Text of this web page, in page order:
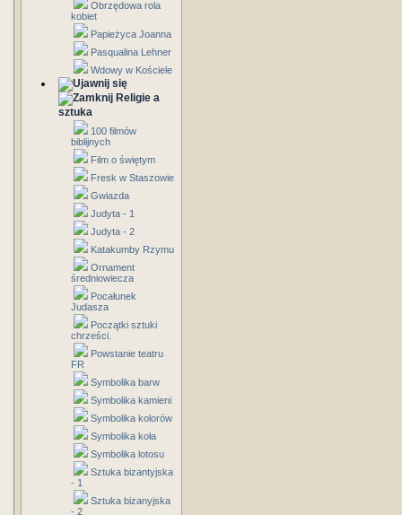
Obrzędowa rola
kobiet
Papieżyca Joanna
Pasqualina Lehner
Wdowy w Kościele
Religie a
sztuka
100 filmów
biblijnych
Film o świętym
Fresk w Staszowie
Gwiazda
Judyta - 1
Judyta - 2
Katakumby Rzymu
Ornament
średniowiecza
Pocałunek
Judasza
Początki sztuki
chrześci.
Powstanie teatru
FR
Symbolika barw
Symbolika kamieni
Symbolika kolorów
Symbolika koła
Symbolika lotosu
Sztuka bizantyjska
- 1
Sztuka bizanyjska
- 2